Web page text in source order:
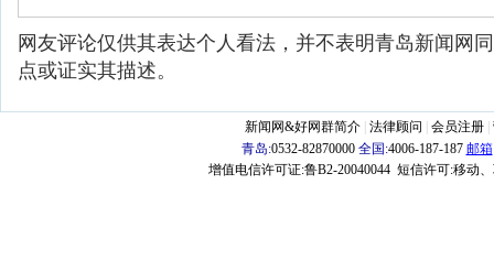
网友评论仅供其表达个人看法，并不表明青岛新闻网
点或证实其描述。